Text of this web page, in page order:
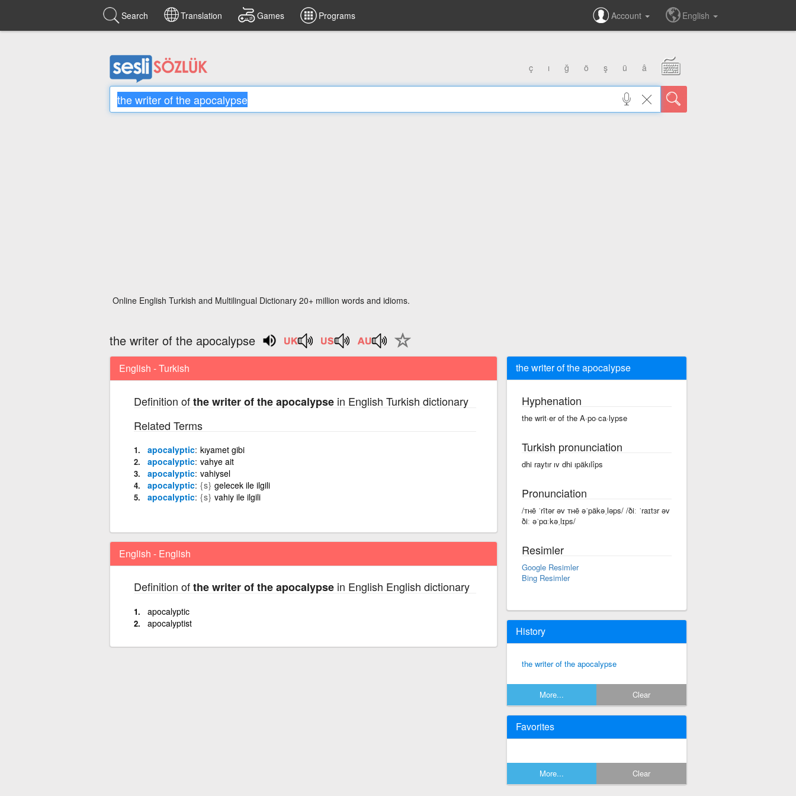
Search Translation Games Programs Account English
ç ı ğ ö ş ü â
Online English Turkish and Multilingual Dictionary 20+ million words and idioms.
the writer of the apocalypse
English - Turkish
Definition ofthe writer of the apocalypsein English Turkish dictionary
Related Terms
apocalyptic kıyamet gibi
apocalyptic vahye ait
apocalyptic vahiysel
apocalyptic {s} gelecek ile ilgili
apocalyptic {s} vahiy ile ilgili
English - English
Definition ofthe writer of the apocalypsein English English dictionary
apocalyptic
apocalyptist
the writer of the apocalypse
Hyphenation
the writ·er of the A·po·ca·lypse
Turkish pronunciation
dhi raytır ıv dhi ıpäkılîps
Pronunciation
/ᴛʜē ˈrītər əv ᴛʜē əˈpäkəˌləps/ /ðiː ˈraɪtɜr əv
ðiː əˈpɑːkəˌlɪps/
Resimler
Google Resimler
Bing Resimler
History
the writer of the apocalypse
More... Clear
Favorites
More... Clear